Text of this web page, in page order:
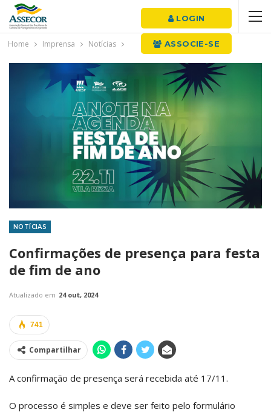
LOGIN
ASSOCIE-SE
Home Imprensa Notícias
NOTÍCIAS
Confirmações de presença para festa
de fim de ano
Atualizado em 24 out, 2024
741
Compartilhar
A confirmação de presença será recebida até 17/11.
O processo é simples e deve ser feito pelo formulário